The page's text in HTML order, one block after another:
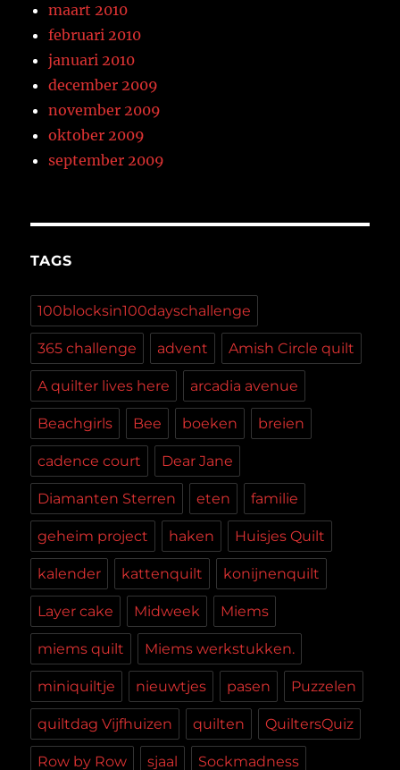
maart 2010
februari 2010
januari 2010
december 2009
november 2009
oktober 2009
september 2009
TAGS
100blocksin100dayschallenge
365 challenge advent Amish Circle quilt
A quilter lives here arcadia avenue
Beachgirls Bee boeken breien
cadence court Dear Jane
Diamanten Sterren eten familie
geheim project haken Huisjes Quilt
kalender kattenquilt konijnenquilt
Layer cake Midweek Miems
miems quilt Miems werkstukken.
miniquiltje nieuwtjes pasen Puzzelen
quiltdag Vijfhuizen quilten QuiltersQuiz
Row by Row sjaal Sockmadness